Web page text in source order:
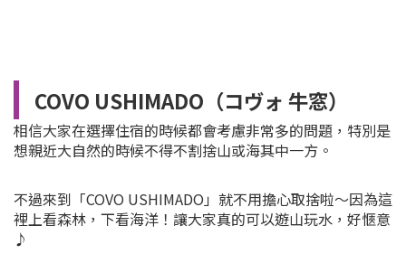
COVO USHIMADO（コヴォ 牛窓）
相信大家在選擇住宿的時候都會考慮非常多的問題，特別是
想親近大自然的時候不得不割捨山或海其中一方。
不過來到「COVO USHIMADO」就不用擔心取捨啦～因為這
裡上看森林，下看海洋！讓大家真的可以遊山玩水，好愜意
♪